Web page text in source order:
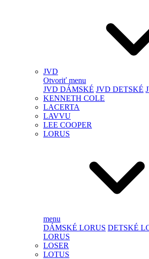
JVD
Otvoriť menu
JVD DÁMSKÉ JVD DETSKÉ
KENNETH COLE
LACERTA
LAVVU
LEE COOPER
LORUS
menu
DÁMSKÉ LORUS DETSKÉ
LORUS
LOSER
LOTUS